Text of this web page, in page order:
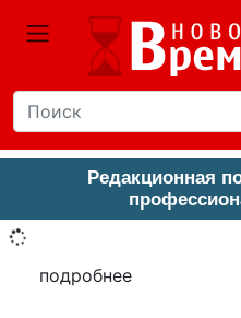
Редакционная
подробнее